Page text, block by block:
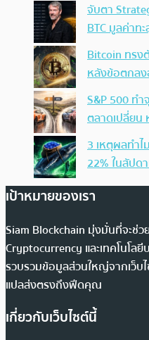
จับตา
BTC มูลค่าท
Bitcoin ทรง
หลังข้อตกล
S&P 500 ท
ตลาดเปลี่ยน
3 เหตุผลทำไ
22% ในสัปด
เป้าหมายของเรา
Siam Blockchain มุ่งมั่นที่จะช่ว
Cryptocurrency และเทคโนโล
รวบรวมข้อมูลส่วนใหญ่จากเว็บไ
แปลส่งตรงถึงฟีดคุณ
เกี่ยวกับเว็บไซต์นี้